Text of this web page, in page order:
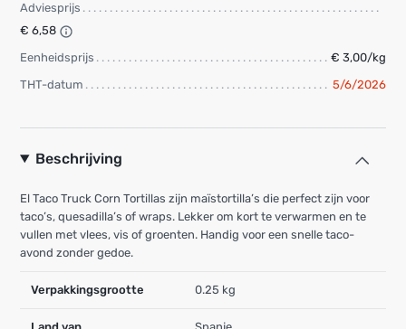
Adviesprijs
€ 6,58
Eenheidsprijs
€ 3,00/kg
THT-datum
5/6/2026
Beschrijving
El Taco Truck Corn Tortillas zijn maïstortilla’s die perfect zijn voor
taco’s, quesadilla’s of wraps. Lekker om kort te verwarmen en te
vullen met vlees, vis of groenten. Handig voor een snelle taco-
avond zonder gedoe.
Verpakkingsgrootte 0.25 kg